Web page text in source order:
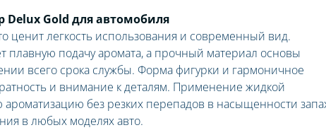
Delux Gold для автомобиля
ценит легкость использования и современный вид.
плавную подачу аромата, а прочный материал основы
всего срока службы. Форма фигурки и гармоничное
и внимание к деталям. Применение жидкой
ароматизацию без резких перепадов в насыщенности
в любых моделях авто.